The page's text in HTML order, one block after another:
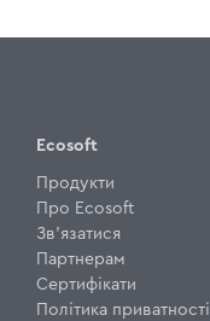
Ecosoft
Продукти
Про Ecosoft
Зв'язатися
Партнерам
Сертифікати
Політика приватності